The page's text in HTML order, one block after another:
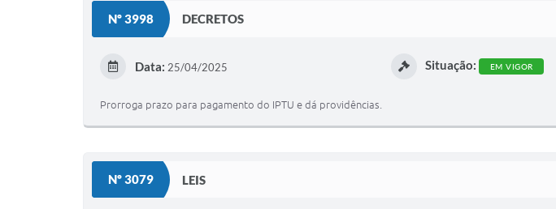
Nº 3998 DECRETOS
Data: 25/04/2025 Situação: EM VIGOR
Prorroga prazo para pagamento do IPTU e dá providências.
Nº 3079 LEIS